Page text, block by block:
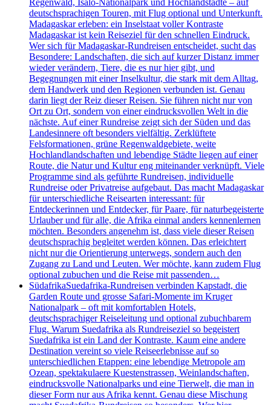
Regenwald, Isalo-Nationalpark und Hochlandstädte – auf
deutschsprachigen Touren, mit Flug optional und Unterkunft.
Madagaskar erleben: ein Inselstaat voller Kontraste
Madagaskar ist kein Reiseziel für den schnellen Eindruck.
Wer sich für Madagaskar-Rundreisen entscheidet, sucht das
Besondere: Landschaften, die sich auf kurzer Distanz immer
wieder verändern, Tiere, die es nur hier gibt, und
Begegnungen mit einer Inselkultur, die stark mit dem Alltag,
dem Handwerk und den Regionen verbunden ist. Genau
darin liegt der Reiz dieser Reisen. Sie führen nicht nur von
Ort zu Ort, sondern von einer eindrucksvollen Welt in die
nächste. Auf einer Rundreise zeigt sich der Süden und das
Landesinnere oft besonders vielfältig. Zerklüftete
Felsformationen, grüne Regenwaldgebiete, weite
Hochlandlandschaften und lebendige Städte liegen auf einer
Route, die Natur und Kultur eng miteinander verknüpft. Viele
Programme sind als geführte Rundreisen, individuelle
Rundreise oder Privatreise aufgebaut. Das macht Madagaskar
für unterschiedliche Reisearten interessant: für
Entdeckerinnen und Entdecker, für Paare, für naturbegeisterte
Urlauber und für alle, die Afrika einmal anders kennenlernen
möchten. Besonders angenehm ist, dass viele dieser Reisen
deutschsprachig begleitet werden können. Das erleichtert
nicht nur die Orientierung unterwegs, sondern auch den
Zugang zu Land und Leuten. Wer möchte, kann zudem Flug
optional zubuchen und die Reise mit passenden…
SüdafrikaSuedafrika-Rundreisen verbinden Kapstadt, die
Garden Route und grosse Safari-Momente im Kruger
Nationalpark – oft mit komfortablen Hotels,
deutschsprachiger Reiseleitung und optional zubuchbarem
Flug. Warum Suedafrika als Rundreiseziel so begeistert
Suedafrika ist ein Land der Kontraste. Kaum eine andere
Destination vereint so viele Reiseerlebnisse auf so
unterschiedlichen Etappen: eine lebendige Metropole am
Ozean, spektakulaere Kuestenstrassen, Weinlandschaften,
eindrucksvolle Nationalparks und eine Tierwelt, die man in
dieser Form nur aus Afrika kennt. Genau diese Mischung